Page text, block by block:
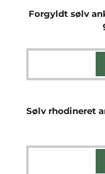
Forgyldt sølv
Sølv rhodineret